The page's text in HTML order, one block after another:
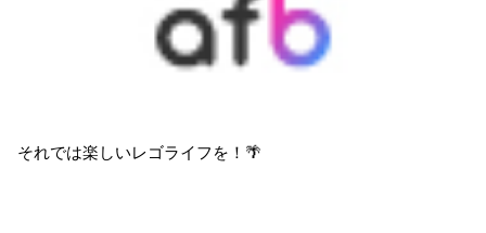
それでは楽しいレゴライフを！🌴